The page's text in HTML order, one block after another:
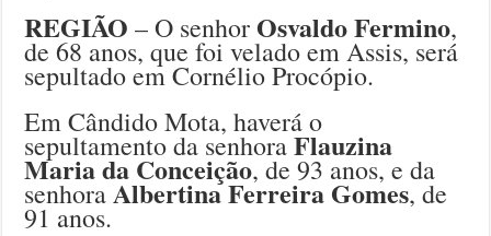
REGIÃO – O senhorOsvaldo Fermino,
de 68 anos, que foi velado em Assis, será
sepultado em Cornélio Procópio.
Em Cândido Mota, haverá o
sepultamento da senhoraFlauzina
Maria da Conceição, de 93 anos, e da
senhoraAlbertina Ferreira Gomes, de
91 anos.